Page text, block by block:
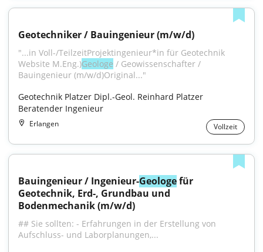
Geotechniker / Bauingenieur (m/w/d)
"...in Voll-/TeilzeitProjektingenieur*in für Geotechnik
Website M.Eng.)Geologe / Geowissenschafter /
Bauingenieur (m/w/d)Original..."
Geotechnik Platzer Dipl.-Geol. Reinhard Platzer
Beratender Ingenieur
Erlangen Vollzeit
Bauingenieur / Ingenieur-Geologe für
Geotechnik, Erd-, Grundbau und
Bodenmechanik (m/w/d)
## Sie sollten: - Erfahrungen in der Erstellung von
Aufschluss- und Laborplanungen,...